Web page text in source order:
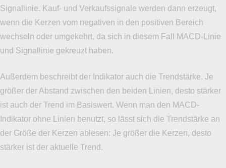
Signallinie. Kauf- und Verkaufssignale werden dann erzeugt,
wenn die Kerzen vom negativen in den positiven Bereich
wechseln oder umgekehrt, da sich in diesem Fall MACD-Linie
und Signallinie gekreuzt haben.
Außerdem beschreibt der Indikator auch die Trendstärke. Je
größer der Abstand zwischen den beiden Linien, desto stärker
ist auch der Trend im Basiswert. Wenn man den MACD-
Indikator ohne Linien benutzt, so lässt sich die Trendstärke an
der Größe der Kerzen ablesen: Je größer die Kerzen, desto
stärker ist der aktuelle Trend.